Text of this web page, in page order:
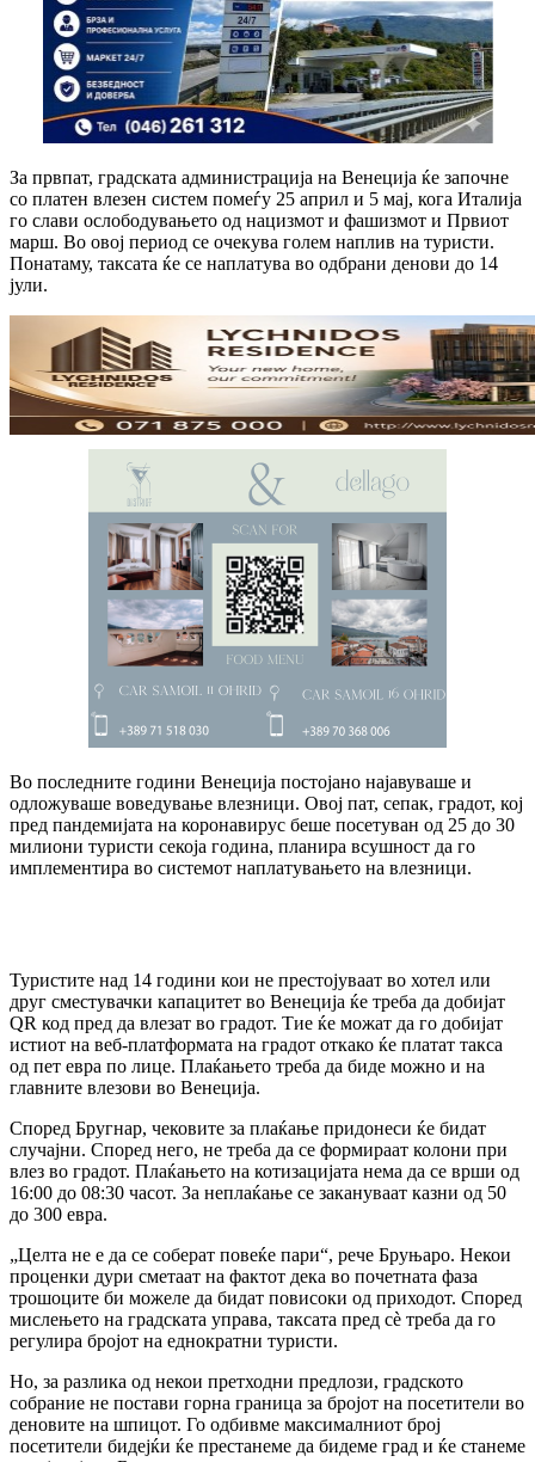
За првпат, градската администрација на Венеција ќе започне
со платен влезен систем помеѓу 25 април и 5 мај, кога Италија
го слави ослободувањето од нацизмот и фашизмот и Првиот
марш. Во овој период се очекува голем наплив на туристи.
Понатаму, таксата ќе се наплатува во одбрани денови до 14
јули.
Во последните години Венеција постојано најавуваше и
одложуваше воведување влезници. Овој пат, сепак, градот, кој
пред пандемијата на коронавирус беше посетуван од 25 до 30
милиони туристи секоја година, планира всушност да го
имплементира во системот наплатувањето на влезници.
Туристите над 14 години кои не престојуваат во хотел или
друг сместувачки капацитет во Венеција ќе треба да добијат
QR код пред да влезат во градот. Тие ќе можат да го добијат
истиот на веб-платформата на градот откако ќе платат такса
од пет евра по лице. Плаќањето треба да биде можно и на
главните влезови во Венеција.
Според Бругнар, чековите за плаќање придонеси ќе бидат
случајни. Според него, не треба да се формираат колони при
влез во градот. Плаќањето на котизацијата нема да се врши од
16:00 до 08:30 часот. За неплаќање се закануваат казни од 50
до 300 евра.
„Целта не е да се соберат повеќе пари“, рече Бруњаро. Некои
проценки дури сметаат на фактот дека во почетната фаза
трошоците би можеле да бидат повисоки од приходот. Според
мислењето на градската управа, таксата пред сè треба да го
регулира бројот на еднократни туристи.
Но, за разлика од некои претходни предлози, градското
собрание не постави горна граница за бројот на посетители во
деновите на шпицот. Го одбивме максималниот број
посетители бидејќи ќе престанеме да бидеме град и ќе станеме